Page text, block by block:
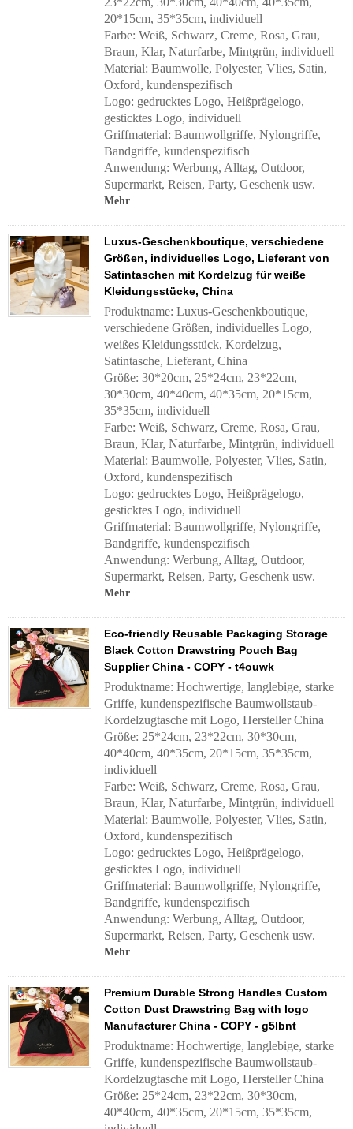
20*15cm, 35*35cm, individuell
Farbe: Weiß, Schwarz, Creme, Rosa, Grau,
Braun, Klar, Naturfarbe, Mintgrün, individuell
Material: Baumwolle, Polyester, Vlies, Satin,
Oxford, kundenspezifisch
Logo: gedrucktes Logo, Heißprägelogo,
gesticktes Logo, individuell
Griffmaterial: Baumwollgriffe, Nylongriffe,
Bandgriffe, kundenspezifisch
Anwendung: Werbung, Alltag, Outdoor,
Supermarkt, Reisen, Party, Geschenk usw.
Mehr
Luxus-Geschenkboutique, verschiedene
Größen, individuelles Logo, Lieferant von
Satintaschen mit Kordelzug für weiße
Kleidungsstücke, China
Produktname: Luxus-Geschenkboutique,
verschiedene Größen, individuelles Logo,
weißes Kleidungsstück, Kordelzug,
Satintasche, Lieferant, China
Größe: 30*20cm, 25*24cm, 23*22cm,
30*30cm, 40*40cm, 40*35cm, 20*15cm,
35*35cm, individuell
Farbe: Weiß, Schwarz, Creme, Rosa, Grau,
Braun, Klar, Naturfarbe, Mintgrün, individuell
Material: Baumwolle, Polyester, Vlies, Satin,
Oxford, kundenspezifisch
Logo: gedrucktes Logo, Heißprägelogo,
gesticktes Logo, individuell
Griffmaterial: Baumwollgriffe, Nylongriffe,
Bandgriffe, kundenspezifisch
Anwendung: Werbung, Alltag, Outdoor,
Supermarkt, Reisen, Party, Geschenk usw.
Mehr
Eco-friendly Reusable Packaging Storage
Black Cotton Drawstring Pouch Bag
Supplier China - COPY - t4ouwk
Produktname: Hochwertige, langlebige, starke
Griffe, kundenspezifische Baumwollstaub-
Kordelzugtasche mit Logo, Hersteller China
Größe: 25*24cm, 23*22cm, 30*30cm,
40*40cm, 40*35cm, 20*15cm, 35*35cm,
individuell
Farbe: Weiß, Schwarz, Creme, Rosa, Grau,
Braun, Klar, Naturfarbe, Mintgrün, individuell
Material: Baumwolle, Polyester, Vlies, Satin,
Oxford, kundenspezifisch
Logo: gedrucktes Logo, Heißprägelogo,
gesticktes Logo, individuell
Griffmaterial: Baumwollgriffe, Nylongriffe,
Bandgriffe, kundenspezifisch
Anwendung: Werbung, Alltag, Outdoor,
Supermarkt, Reisen, Party, Geschenk usw.
Mehr
Premium Durable Strong Handles Custom
Cotton Dust Drawstring Bag with logo
Manufacturer China - COPY - g5lbnt
Produktname: Hochwertige, langlebige, starke
Griffe, kundenspezifische Baumwollstaub-
Kordelzugtasche mit Logo, Hersteller China
Größe: 25*24cm, 23*22cm, 30*30cm,
40*40cm, 40*35cm, 20*15cm, 35*35cm,